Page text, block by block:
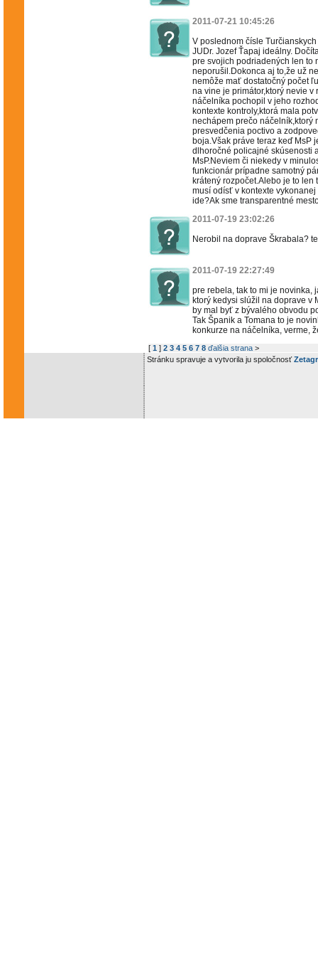
2011-07-21 10:45:26
V poslednom čísle
JUDr. Jozef Ťapaj ideálny.
pre svojich podriadených len to
neporušil.Dokonca aj to,že už
nemôže mať dostatočný počet
na vine je primátor,ktorý nevie
náčelníka pochopil v jeho
kontexte kontroly,ktorá mala
nechápem prečo náčelník,ktorý
presvedčenia poctivo a
boja.Však práve teraz keď MsP
dlhoročné policajné skúsenosti
MsP.Neviem či niekedy v
funkcionár prípadne samotný
krátený rozpočet.Alebo je to
musí odísť v kontexte
ide?Ak sme transparentné
2011-07-19 23:02:26
Nerobil na doprave Škrabala?
2011-07-19 22:27:49
pre rebela, tak to mi je novinka,
ktorý kedysi slúžil na doprave v
by mal byť z bývalého obvodu
Tak Španik a Tomana to je
konkurze na náčelníka, verme,
[ 1 ] 2 3 4 5 6 7 8 ďalšia strana >
Stránku spravuje a vytvorila ju spoločnosť